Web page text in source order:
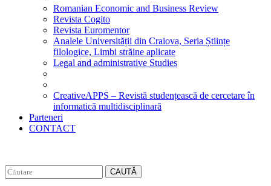
Romanian Economic and Business Review
Revista Cogito
Revista Euromentor
Analele Universității din Craiova, Seria Științe
filologice, Limbi străine aplicate
Legal and administrative Studies
CreativeAPPS – Revistă studențească de cercetare în
informatică multidisciplinară
Parteneri
CONTACT
CAUTĂ